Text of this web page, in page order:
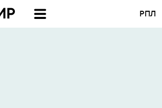
РПЛ